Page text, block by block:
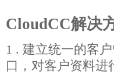
CloudCC解决
1 . 建立统一的客
口，对客户资料进